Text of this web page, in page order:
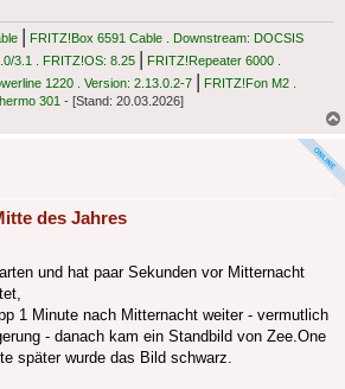
| FRITZ!Box 6591 Cable . Downstream: DOCSIS
3.1 . FRITZ!OS: 8.25 | FRITZ!Repeater 6000 .
1220 . Version: 2.13.0.2-7 | FRITZ!Fon M2 .
301 - [Stand: 20.03.2026]
des Jahres
und hat paar Sekunden vor Mitternacht
1 Minute nach Mitternacht weiter - vermutlich
- danach kam ein Standbild von Zee.One
später wurde das Bild schwarz.